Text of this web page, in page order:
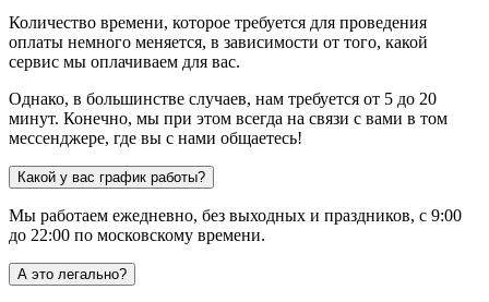
Количество времени, которое требуется для проведения
оплаты немного меняется, в зависимости от того, какой
сервис мы оплачиваем для вас.
Однако, в большинстве случаев, нам требуется от 5 до 20
минут. Конечно, мы при этом всегда на связи с вами в том
мессенджере, где вы с нами общаетесь!
Какой у вас график работы?
Мы работаем ежедневно, без выходных и праздников, с 9:00
до 22:00 по московскому времени.
А это легально?